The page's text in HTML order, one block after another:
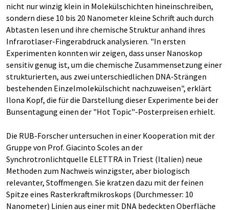
nicht nur winzig klein in Molekülschichten hineinschreiben,
sondern diese 10 bis 20 Nanometer kleine Schrift auch durch
Abtasten lesen und ihre chemische Struktur anhand ihres
Infrarotlaser-Fingerabdruck analysieren. "In ersten
Experimenten konnten wir zeigen, dass unser Nanoskop
sensitiv genug ist, um die chemische Zusammensetzung einer
strukturierten, aus zwei unterschiedlichen DNA-Strängen
bestehenden Einzelmolekülschicht nachzuweisen", erklärt
Ilona Kopf, die für die Darstellung dieser Experimente bei der
Bunsentagung einen der "Hot Topic"-Posterpreisen erhielt.
Die RUB-Forscher untersuchen in einer Kooperation mit der
Gruppe von Prof. Giacinto Scoles an der
Synchrotronlichtquelle ELETTRA in Triest (Italien) neue
Methoden zum Nachweis winzigster, aber biologisch
relevanter, Stoffmengen. Sie kratzen dazu mit der feinen
Spitze eines Rasterkraftmikroskops (Durchmesser: 10
Nanometer) Linien aus einer mit DNA bedeckten Oberfläche